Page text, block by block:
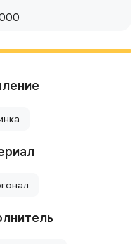
Спортивные товары
Автотовары
Детские товары
Строительство и ремонт